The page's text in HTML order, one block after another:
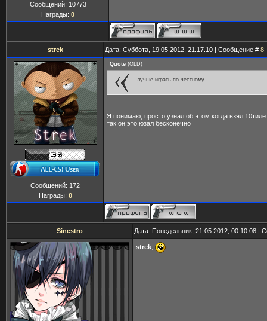
Сообщений: 10773
Награды: 0
strek Дата: Суббота, 19.05.2012, 21.17.10 | Сообщение # 8
Сообщений: 172
Награды: 0
Quote (OLD)
лучше играть по честному
Я понимаю, просто узнал об этом когда взял
так он это юзал бесконечно
Sinestro Дата: Понедельник, 21.05.2012, 00.10.08 |
strek